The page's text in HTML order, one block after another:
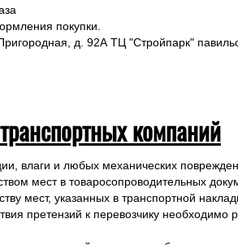
покупки.
д. 92А ТЦ "Стройпарк"
компаний
влаги и любых механических
мест в товаросопроводительных
мест, указанных в транспортной
претензий к перевозчику необходимо